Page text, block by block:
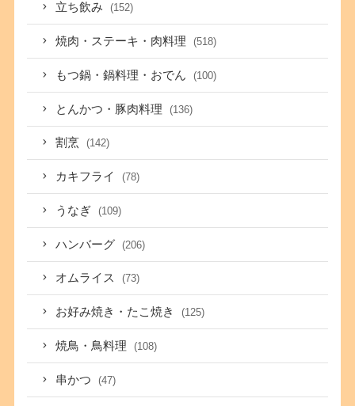
立ち飲み (152)
焼肉・ステーキ・肉料理 (518)
もつ鍋・鍋料理・おでん (100)
とんかつ・豚肉料理 (136)
割烹 (142)
カキフライ (78)
うなぎ (109)
ハンバーグ (206)
オムライス (73)
お好み焼き・たこ焼き (125)
焼鳥・鳥料理 (108)
串かつ (47)